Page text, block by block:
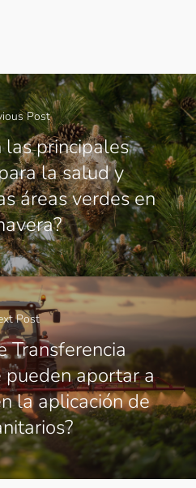
Post
las principales
la salud y
áreas verdes en
Post
Transferencia
pueden aportar a
la aplicación de